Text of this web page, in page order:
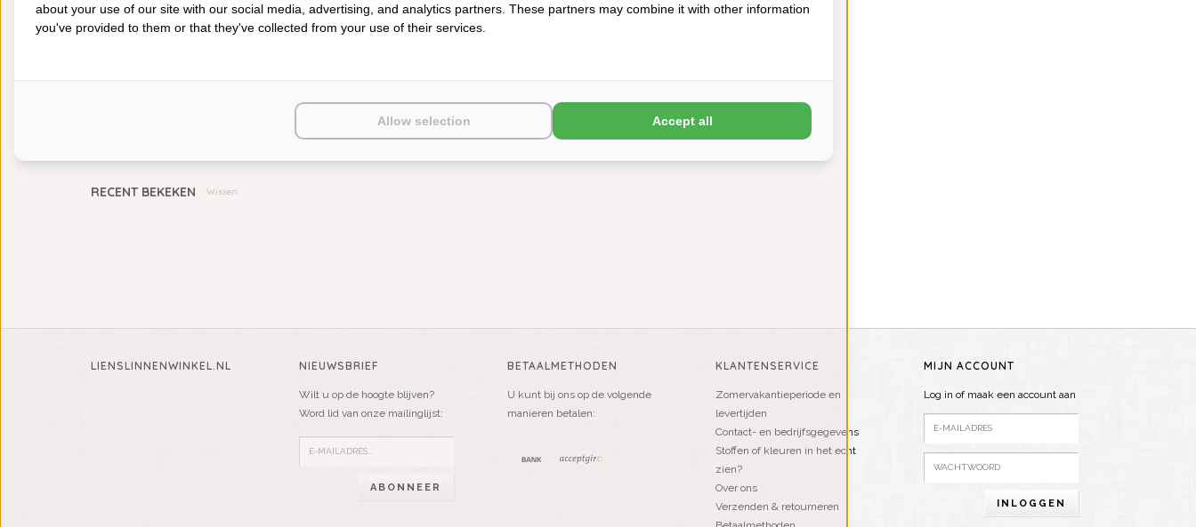
HUISPARFUM
SIERKUSSENS
RECENT BEKEKEN Wissen
LIENSLINNENWINKEL.NL NIEUWSBRIEF
Wilt u op de hoogte blijven?
Word lid van onze mailinglijst:
ABONNEER
BETAALMETHODEN
U kunt bij ons op de volgende
manieren betalen:
KLANTENSERVICE
Zomervakantieperiode en
levertijden
Contact- en bedrijfsgegevens
Stoffen of kleuren in het echt
zien?
Over ons
Verzenden & retourneren
MIJN ACCOUNT
Log in of maak een account aan
INLOGGEN
about your use of our site with our social media, advertising, and analytics partners. These partners may combine it with other information
you've provided to them or that they've collected from your use of their services.
Allow selection Accept all